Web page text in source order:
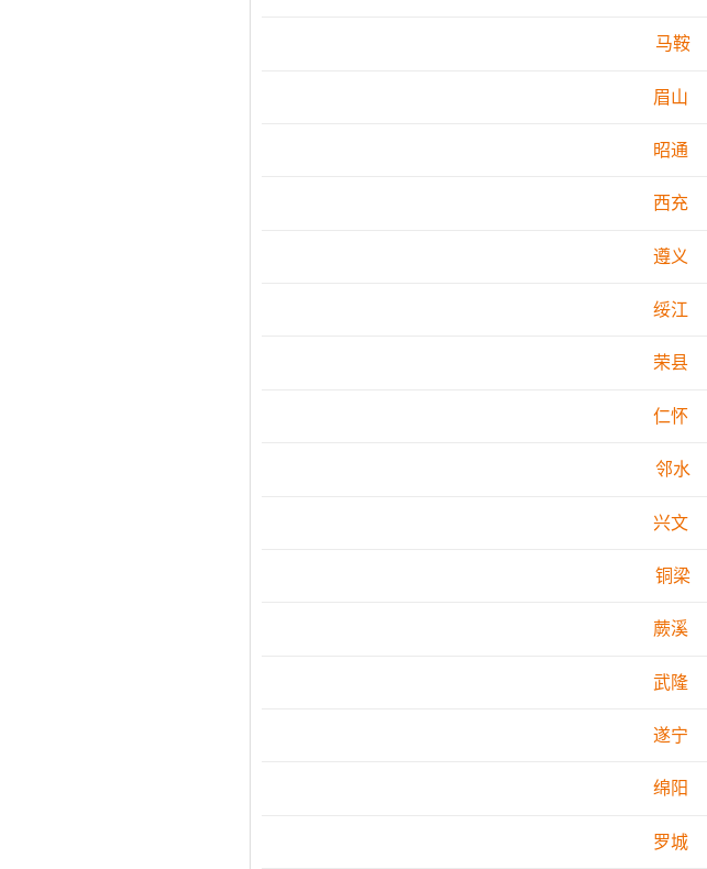
马鞍
眉山
昭通
西充
遵义
绥江
荣县
仁怀
邻水
兴文
铜梁
蕨溪
武隆
遂宁
绵阳
罗城